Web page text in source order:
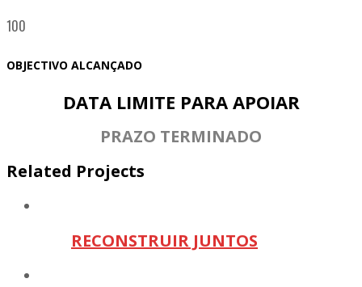
100
OBJECTIVO ALCANÇADO
DATA LIMITE PARA APOIAR
PRAZO TERMINADO
Related Projects
RECONSTRUIR JUNTOS